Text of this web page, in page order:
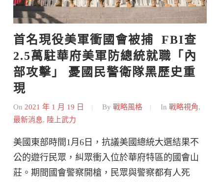
首名現役美軍衝國會被捕  FBI查
2.5萬駐華府美軍防總統就職「內
部攻擊」 憂國民警衛隊黑歷史重
現
On 2021 年 1 月 19 日 By 戰略風格 In 戰略視角,
最新消息, 陸上武力
美國東部時間1月6日，抗議美國總統大選結果不
公的遊行民眾，糾眾衝入位於華府特區的國會山
莊。期間國會警察開槍，民眾與警察都有人死